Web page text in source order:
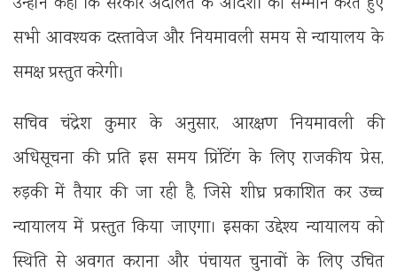
सभी आवश्यक दस्तावेज और नियमावली समय से न्यायालय के
समक्ष प्रस्तुत करेगी।
सचिव चंद्रेश कुमार के अनुसार, आरक्षण नियमावली की
अधिसूचना की प्रति इस समय प्रिंटिंग के लिए राजकीय प्रेस,
रुड़की में तैयार की जा रही है, जिसे शीघ्र प्रकाशित कर उच्च
न्यायालय में प्रस्तुत किया जाएगा। इसका उद्देश्य न्यायालय को
स्थिति से अवगत कराना और पंचायत चुनावों के लिए उचित